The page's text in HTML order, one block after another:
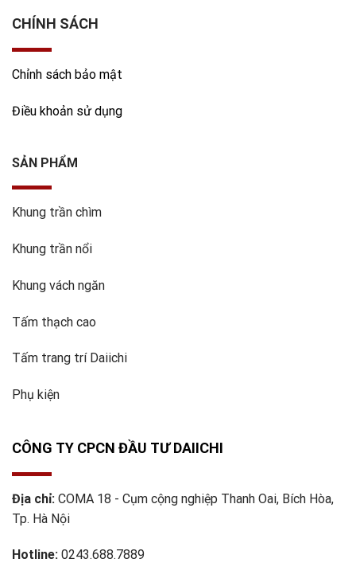
CHÍNH SÁCH
Chỉnh sách bảo mật
Điều khoản sử dụng
SẢN PHẨM
Khung trần chìm
Khung trần nổi
Khung vách ngăn
Tấm thạch cao
Tấm trang trí Daiichi
Phụ kiện
CÔNG TY CPCN ĐẦU TƯ DAIICHI
Địa chỉ:COMA 18 - Cụm cộng nghiệp Thanh Oai, Bích Hòa,
Tp. Hà Nội
Hotline: 0243.688.7889